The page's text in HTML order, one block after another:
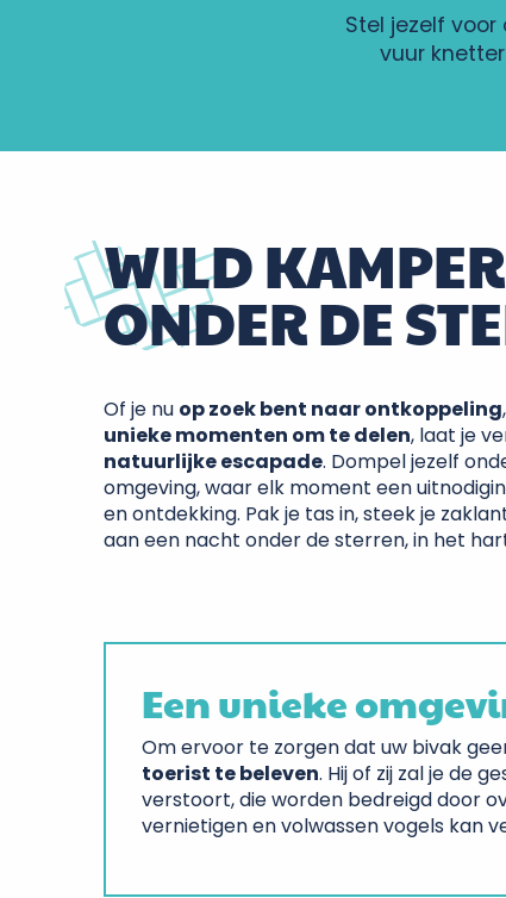
Stel jezelf
vuur
WILD
ONDER DE
Of je nu op zoek bent naar ontkoppeling,
unieke momenten om te delen, laat je
natuurlijke escapade. Dompel jezelf
omgeving, waar elk moment een
en ontdekking. Pak je tas in, steek je
aan een nacht onder de sterren, in het
Een unieke
Om ervoor te zorgen dat uw bivak
toerist te beleven. Hij of zij zal je de
verstoort, die worden bedreigd door
vernietigen en volwassen vogels kan